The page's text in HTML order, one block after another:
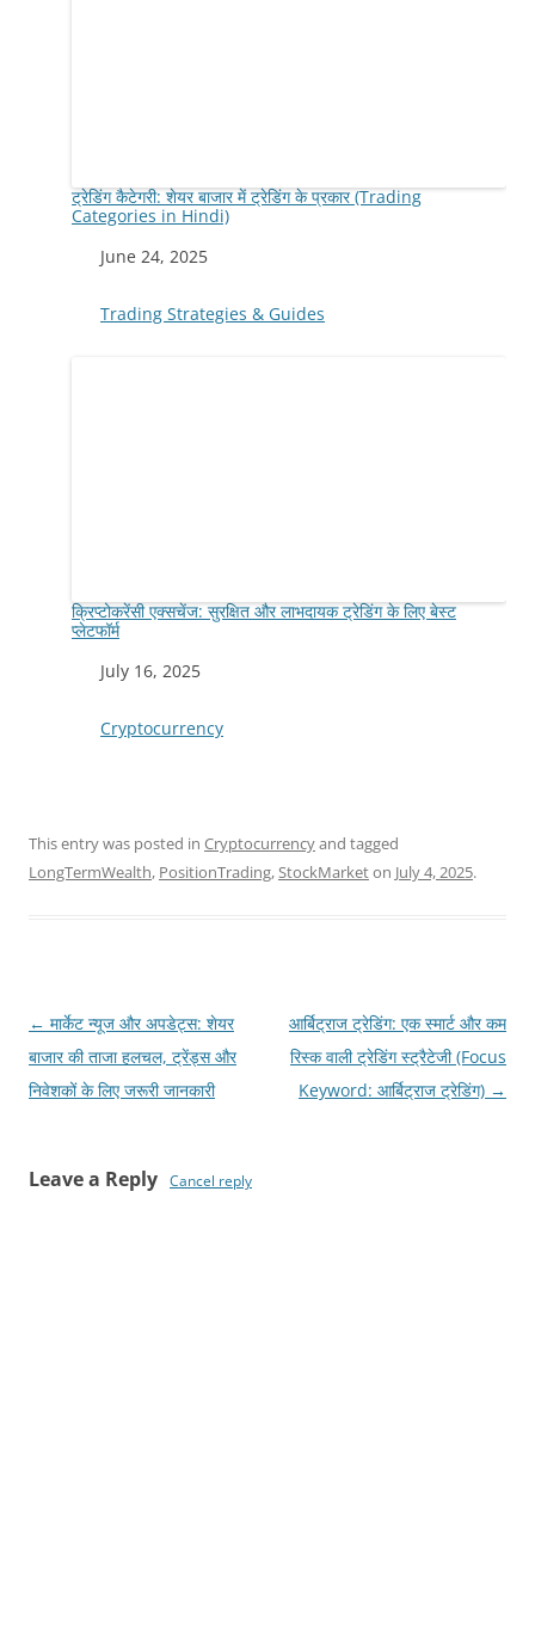
ट्रेडिंग कैटेगरी: शेयर बाजार में ट्रेडिंग के प्रकार (Trading
Categories in Hindi)
Date
June 24, 2025
In relation to
Trading Strategies & Guides
क्रिप्टोकरेंसी एक्सचेंज: सुरक्षित और लाभदायक ट्रेडिंग के लिए बेस्ट
प्लेटफॉर्म
Date
July 16, 2025
In relation to
Cryptocurrency
This entry was posted in Cryptocurrencyand tagged
LongTermWealth, PositionTrading,StockMarketon July 4, 2025.
Post
navigation
← मार्केट न्यूज और अपडेट्स: शेयर
बाजार की ताजा हलचल, ट्रेंड्स और
निवेशकों के लिए जरूरी जानकारी
आर्बिट्राज ट्रेडिंग: एक स्मार्ट और कम
रिस्क वाली ट्रेडिंग स्ट्रैटेजी (Focus
Keyword: आर्बिट्राज ट्रेडिंग) →
Leave a Reply Cancel reply